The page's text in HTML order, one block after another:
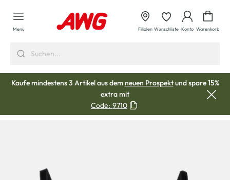
springen
Menü Filialen Wunschliste Konto Warenkorb
Kaufe mindestens 3 Artikel aus demneuen Prospektund spare 15%
extra mit
Code: 9710